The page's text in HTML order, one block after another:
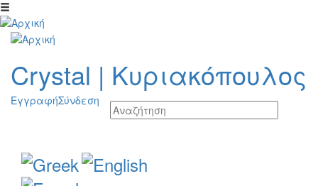
Παράκαμψη προς το κυρίως περιεχόμενο
Crystal | Κυριακόπουλος
ΕγγραφήΣύνδεση